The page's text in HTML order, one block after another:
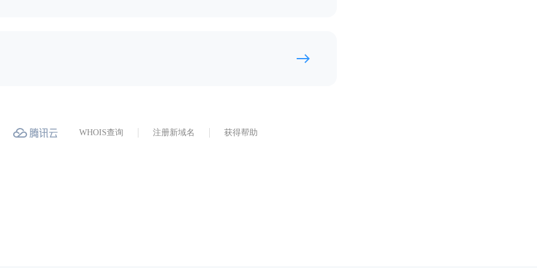
WHOIS查询 注册新域名 获得帮助